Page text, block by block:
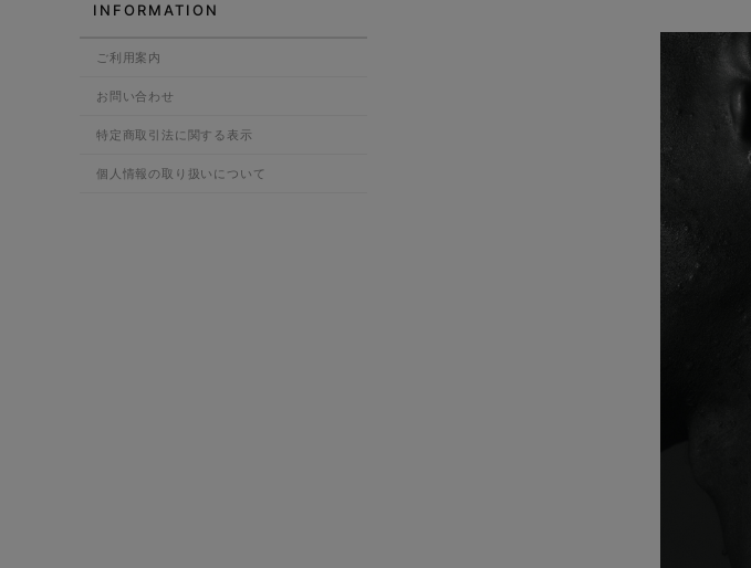
INFORMATION
ご利用案内
お問い合わせ
特定商取引法に関する表示
個人情報の取り扱いについて